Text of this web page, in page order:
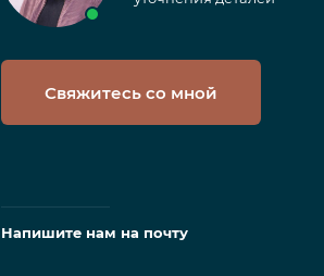
Свяжитесь со мной
Напишите нам на почту